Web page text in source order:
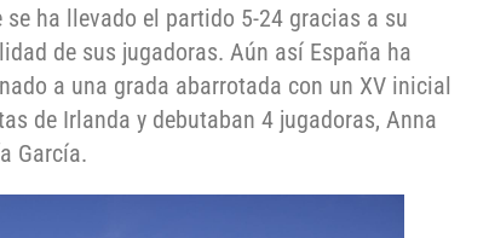
ha llevado el partido 5-24 gracias a su
de sus jugadoras. Aún así España ha
a una grada abarrotada con un XV inicial
de Irlanda y debutaban 4 jugadoras, Anna
García.